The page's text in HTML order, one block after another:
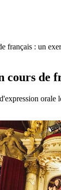
français : un
cours de